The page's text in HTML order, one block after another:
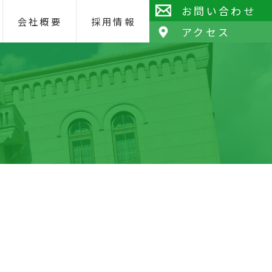
会社概要 採用情報
お問い合わせ
アクセス